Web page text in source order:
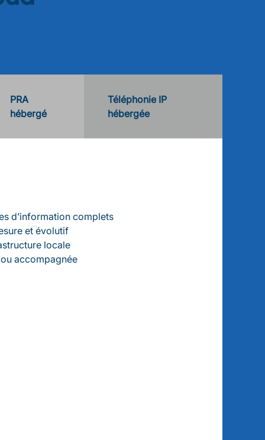
PRA
hébergé
Téléphonie IP
hébergée
d’information complets
et évolutif
locale
accompagnée